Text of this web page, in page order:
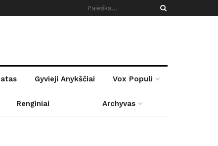
Gyvieji Anykščiai Vox Populi
Renginiai Archyvas